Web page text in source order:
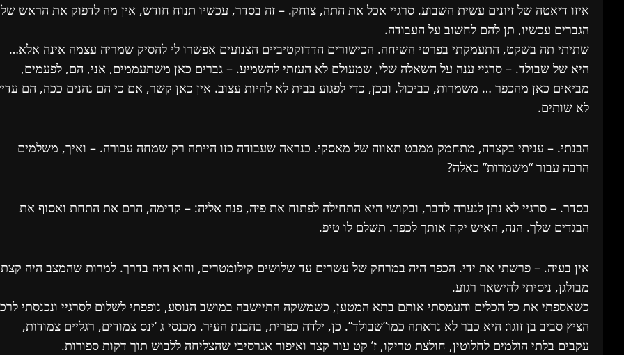
איזו דיאטה של זיונים עשית השבוע. סרגיי אכל את התה, צוחק. – זה בסדר, עכשיו תנוח חודש, אין מה לדפוק את הראש של
הגברים עכשיו, תן להם לחשוב על העבודה.
שתיתי תה בשקט, התעמקתי בפרטי השיחה. הכישורים הדדוקטיביים הצנועים אפשרו לי להסיק שמריה עצמה אינה אלא…
היא של שבולד. – סרגיי ענה על השאלה שלי, שמעולם לא העזתי להשמיע. – גברים כאן משתעממים, אני, הם, לפעמים,
מביאים כאן מהכפר … משמרות, כביכול. ובכן, כדי לפגוע בבית לא להיות עצוב. אין כאן קשר, אם כי הם נהנים ככה, הם
לא שותים.
הבנתי. – עניתי בקצרה, מתחמק ממבט תאווה של מאסקי. כנראה שעבודה כזו הייתה רק שמחה עבורה. – ואיך, משלמים
הרבה עבור “משמרות” כאלה?
בסדר. – סרגיי לא נתן לנערה לדבר, ובקושי היא התחילה לפתוח את פיה, פנה אליה: – קדימה, הרם את התחת ואסוף את
הבגדים שלך. הנה, האיש יקח אותך לכפר. תשלם לו טיפ.
אין בעיה. – פרשתי את ידי. הכפר היה במרחק של עשרים עד שלושים קילומטרים, והוא היה בדרך. למרות שהמצב היה קצת
מבולגן, ניסיתי להישאר רגוע.
כשאספתי את כל הכלים והעמסתי אותם בתא המטען, כשמשקה התיישבה במושב הנוסע, נופפתי לשלום לסרגיי ונכנסתי
הציץ סביב בן זוגו: היא כבר לא נראתה כמו”שבולד”. כן, ילדה כפרית, בהבנת העיר. מכנסי ג ‘ינס צמודים, רגליים צמודות,
עקבים בלתי הולמים לחלוטין, חולצת טריקו, ז’ קט עור קצר ואיפור אגרסיבי שהצליחה ללבוש תוך דקות ספורות.